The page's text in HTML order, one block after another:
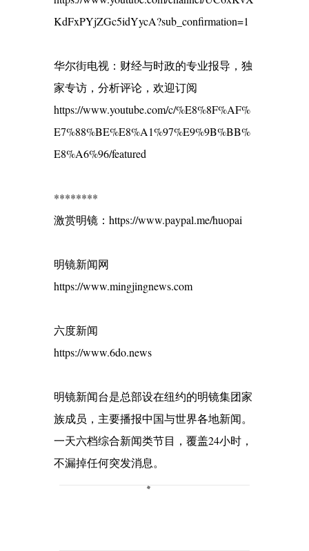
KdFxPYjZGc5idYycA?sub_confirmation=1
华尔街电视：财经与时政的专业报导，独
家专访，分析评论，欢迎订阅
https://www.youtube.com/c/%E8%8F%AF%
E7%88%BE%E8%A1%97%E9%9B%BB%
E8%A6%96/featured
********
激赏明镜：https://www.paypal.me/huopai
明镜新闻网
https://www.mingjingnews.com
六度新闻
https://www.6do.news
明镜新闻台是总部设在纽约的明镜集团家
族成员，主要播报中国与世界各地新闻。
一天六档综合新闻类节目，覆盖24小时，
不漏掉任何突发消息。